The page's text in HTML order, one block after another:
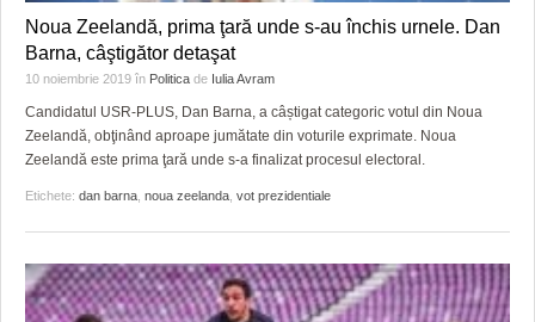
Noua Zeelandă, prima ţară unde s-au închis urnele. Dan
Barna, câştigător detaşat
10 noiembrie 2019 în Politica de Iulia Avram
Candidatul USR-PLUS, Dan Barna, a câștigat categoric votul din Noua
Zeelandă, obţinând aproape jumătate din voturile exprimate. Noua
Zeelandă este prima ţară unde s-a finalizat procesul electoral.
Etichete: dan barna noua zeelanda vot prezidentiale